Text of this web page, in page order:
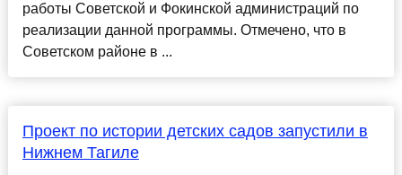
работы Советской и Фокинской администраций по
реализации данной программы. Отмечено, что в
Советском районе в ...
Проект по истории детских садов запустили в
Нижнем Тагиле